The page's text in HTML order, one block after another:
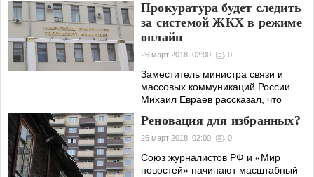
Всероссийским центром изучения
общественного мнения (ВЦИОМ),
Прокуратура будет следить
за системой ЖКХ в режиме
онлайн
26 март 2018, 02:00 0
Заместитель министра связи и
массовых коммуникаций России
Михаил Евраев рассказал, что
информационной системы
коммунальщиков (ГИС ЖКХ) дал
Прокуратуре с
Реновация для избранных?
26 март 2018, 02:00 0
Союз журналистов РФ и «Мир
новостей» начинают масштабный